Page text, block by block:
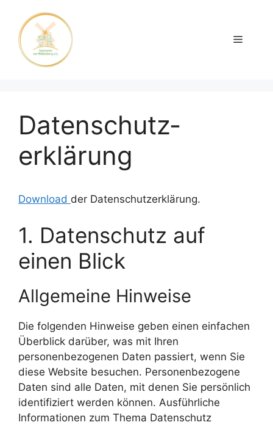
Inhalt
springen
Menü
Datenschutz­
erklärung
Download der Datenschutzerklärung.
1. Datenschutz auf
einen Blick
Allgemeine Hinweise
Die folgenden Hinweise geben einen einfachen
Überblick darüber, was mit Ihren
personenbezogenen Daten passiert, wenn Sie
diese Website besuchen. Personenbezogene
Daten sind alle Daten, mit denen Sie persönlich
identifiziert werden können. Ausführliche
Informationen zum Thema Datenschutz